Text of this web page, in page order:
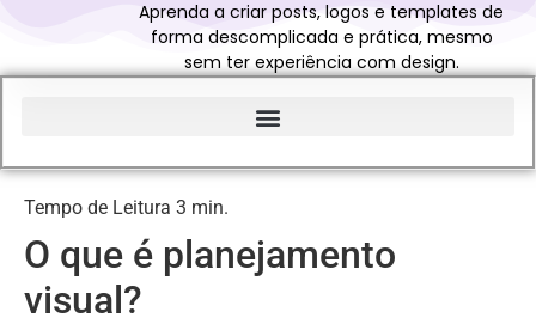
Aprenda a criar posts, logos e templates de
forma descomplicada e prática, mesmo
sem ter experiência com design.
O que é planejamento
visual?